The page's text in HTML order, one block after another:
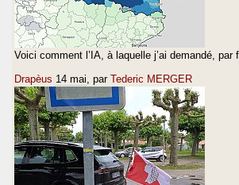
Voici comment l’IA, à laquelle j’ai demandé,
Drapèus 14 mai , par Tederic MERGER